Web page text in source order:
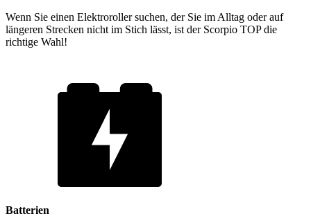
Wenn Sie einen Elektroroller suchen, der Sie im Alltag oder auf
längeren Strecken nicht im Stich lässt, ist der Scorpio TOP die
richtige Wahl!
Batterien